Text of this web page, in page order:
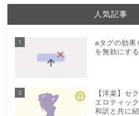
人気記事
1
aタグの効果
を無効にす
2
【洋楽】セ
エロティッ
和訳と共に